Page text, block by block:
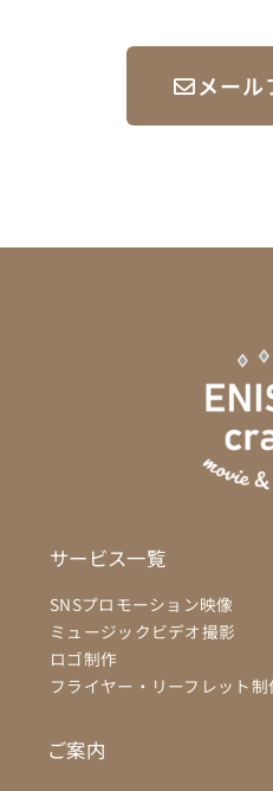
メール
サービス一覧
SNSプロモーション映像
ミュージックビデオ撮影
ロゴ制作
フライヤー・リーフレット制
ご案内